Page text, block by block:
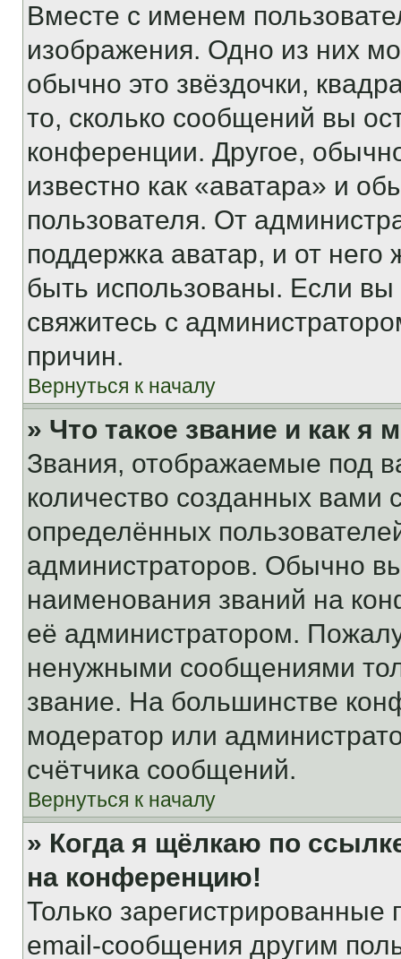
Вместе с именем
изображения. Одно из них
обычно это звёздочки,
то, сколько сообщений вы
конференции. Другое,
известно как «аватара» и
пользователя. От
поддержка аватар, и от него
быть использованы. Если
свяжитесь с
причин.
Вернуться к началу
» Что такое звание и как я
Звания, отображаемые под
количество созданных
определённых
администраторов. Обычно
наименования званий на
её администратором.
ненужными сообщениями
звание. На большинстве
модератор или
счётчика сообщений.
Вернуться к началу
» Когда я щёлкаю по
на конференцию!
Только зарегистрированные
email-сообщения другим